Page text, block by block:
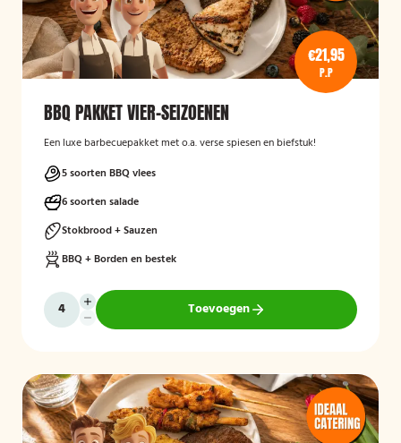
€21,95
P.P
BBQ PAKKET VIER-SEIZOENEN
Een luxe barbecuepakket met o.a. verse spiesen en biefstuk!
5 soorten BBQ vlees
6 soorten salade
Stokbrood + Sauzen
BBQ + Borden en bestek
Toevoegen